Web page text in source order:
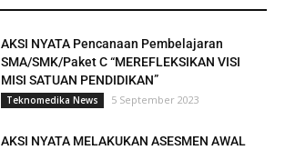
AKSI NYATA Pencanaan Pembelajaran
SMA/SMK/Paket C “MEREFLEKSIKAN VISI
MISI SATUAN PENDIDIKAN”
Teknomedika News 5 September 2023
AKSI NYATA MELAKUKAN ASESMEN AWAL